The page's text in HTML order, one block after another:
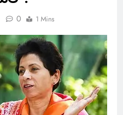
0 1 Mins